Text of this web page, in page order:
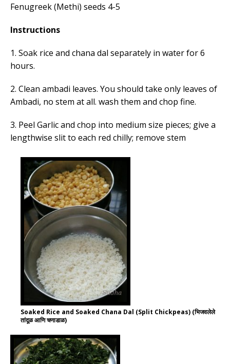
Fenugreek (Methi) seeds 4-5
Instructions
1. Soak rice and chana dal separately in water for 6
hours.
2. Clean ambadi leaves. You should take only leaves of
Ambadi, no stem at all. wash them and chop fine.
3. Peel Garlic and chop into medium size pieces; give a
lengthwise slit to each red chilly; remove stem
Soaked Rice and Soaked Chana Dal (Split Chickpeas) (भिजवलेले
तांदूळ आणि चणाडाळ)